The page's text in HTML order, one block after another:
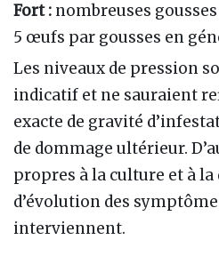
Fort : nombreuses
5 œufs par gousses en
Les niveaux de pression
indicatif et ne sauraient
exacte de gravité
de dommage ultérieur.
propres à la culture et à la
d’évolution des
interviennent.